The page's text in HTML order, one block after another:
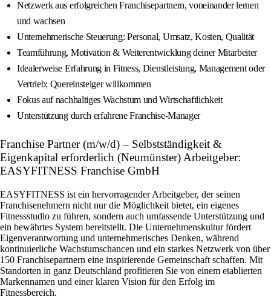
Netzwerk aus erfolgreichen Franchisepartnern, voneinander lernen
und wachsen
Unternehmerische Steuerung: Personal, Umsatz, Kosten, Qualität
Teamführung, Motivation & Weiterentwicklung deiner Mitarbeiter
Idealerweise Erfahrung in Fitness, Dienstleistung, Management oder
Vertrieb; Quereinsteiger willkommen
Fokus auf nachhaltiges Wachstum und Wirtschaftlichkeit
Unterstützung durch erfahrene Franchise-Manager
Franchise Partner (m/w/d) – Selbstständigkeit &
Eigenkapital erforderlich (Neumünster) Arbeitgeber:
EASYFITNESS Franchise GmbH
EASYFITNESS ist ein hervorragender Arbeitgeber, der seinen
Franchisenehmern nicht nur die Möglichkeit bietet, ein eigenes
Fitnessstudio zu führen, sondern auch umfassende Unterstützung und
ein bewährtes System bereitstellt. Die Unternehmenskultur fördert
Eigenverantwortung und unternehmerisches Denken, während
kontinuierliche Wachstumschancen und ein starkes Netzwerk von über
150 Franchisepartnern eine inspirierende Gemeinschaft schaffen. Mit
Standorten in ganz Deutschland profitieren Sie von einem etablierten
Markennamen und einer klaren Vision für den Erfolg im
Fitnessbereich.